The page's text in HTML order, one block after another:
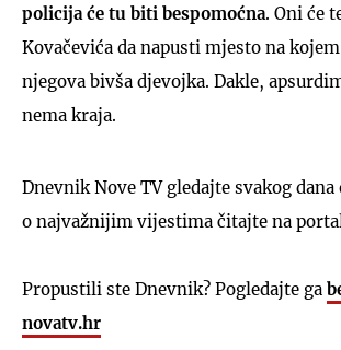
policija će tu biti bespomoćna. Oni će
Kovačevića da napusti mjesto na
njegova bivša djevojka. Dakle,
nema kraja.
Dnevnik Nove TV gledajte svakog dana
o najvažnijim vijestima čitajte na
Propustili ste Dnevnik? Pogledajte ga
novatv.hr